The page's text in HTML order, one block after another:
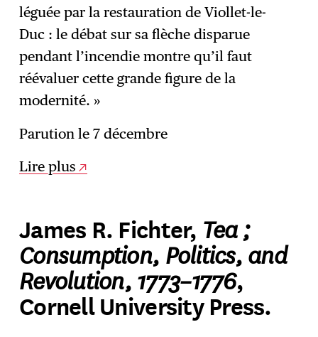
léguée par la restauration de Viollet-le-
Duc : le débat sur sa flèche disparue
pendant l’incendie montre qu’il faut
réévaluer cette grande figure de la
modernité. »
Parution le 7 décembre
Lire plus
James R. Fichter, Tea ;
Consumption, Politics, and
Revolution, 1773–1776,
Cornell University Press.